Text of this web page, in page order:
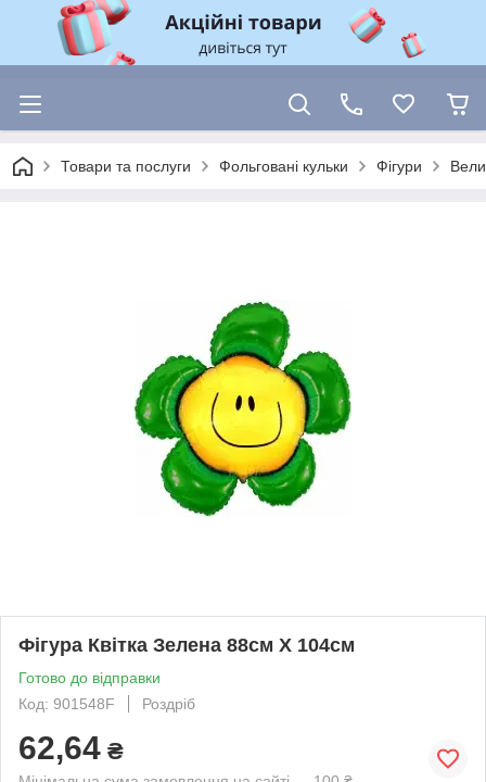
Товари та послуги Фольговані кульки Фігури
Фігура Квітка Зелена 88см X 104см
Готово до відправки
Код: 901548F
Роздріб
62,64 ₴